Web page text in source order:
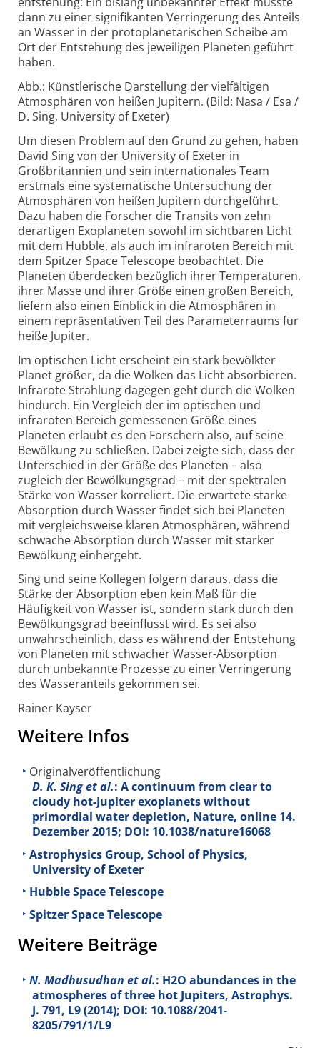
dann zu einer signifikanten Verringerung des Anteils
an Wasser in der proto­planetarischen Scheibe am
Ort der Entstehung des jeweiligen Planeten geführt
haben.
Abb.: Künstlerische Darstellung der vielfältigen
Atmosphären von heißen Jupitern. (Bild: Nasa / Esa /
D. Sing, University of Exeter)
Um diesen Problem auf den Grund zu gehen, haben
David Sing von der University of Exeter in
Großbritannien und sein internationales Team
erstmals eine systematische Untersuchung der
Atmosphären von heißen Jupitern durchgeführt.
Dazu haben die Forscher die Transits von zehn
derartigen Exoplaneten sowohl im sichtbaren Licht
mit dem Hubble, als auch im infraroten Bereich mit
dem Spitzer Space Telescope beobachtet. Die
Planeten überdecken bezüglich ihrer Temperaturen,
ihrer Masse und ihrer Größe einen großen Bereich,
liefern also einen Einblick in die Atmosphären in
einem repräsentativen Teil des Parameterraums für
heiße Jupiter.
Im optischen Licht erscheint ein stark bewölkter
Planet größer, da die Wolken das Licht absorbieren.
Infrarote Strahlung dagegen geht durch die Wolken
hindurch. Ein Vergleich der im optischen und
infraroten Bereich gemessenen Größe eines
Planeten erlaubt es den Forschern also, auf seine
Bewölkung zu schließen. Dabei zeigte sich, dass der
Unterschied in der Größe des Planeten – also
zugleich der Bewölkungsgrad – mit der spektralen
Stärke von Wasser korreliert. Die erwartete starke
Absorption durch Wasser findet sich bei Planeten
mit vergleichsweise klaren Atmosphären, während
schwache Absorption durch Wasser mit starker
Bewölkung einhergeht.
Sing und seine Kollegen folgern daraus, dass die
Stärke der Absorption eben kein Maß für die
Häufigkeit von Wasser ist, sondern stark durch den
Bewölkungs­grad beeinflusst wird. Es sei also
unwahrscheinlich, dass es während der Entstehung
von Planeten mit schwacher Wasser-Absorption
durch unbekannte Prozesse zu einer Verringerung
des Wasseranteils gekommen sei.
Rainer Kayser
Weitere Infos
Originalveröffentlichung
D. K. Sing et al.: A continuum from clear to
cloudy hot-Jupiter exoplanets without
primordial water depletion, Nature, online 14.
Dezember 2015; DOI: 10.1038/nature16068
Astrophysics Group, School of Physics,
University of Exeter
Hubble Space Telescope
Spitzer Space Telescope
Weitere Beiträge
N. Madhusudhan et al.: H2O abundances in the
atmospheres of three hot Jupiters, Astrophys.
J. 791, L9 (2014); DOI: 10.1088/2041-
8205/791/1/L9